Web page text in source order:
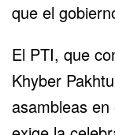
que el
El PTI, que
Khyber
asambleas